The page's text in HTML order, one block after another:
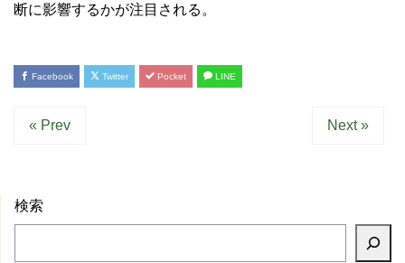
断に影響するかが注目される。
Facebook Twitter Pocket LINE
« Prev Next »
検索